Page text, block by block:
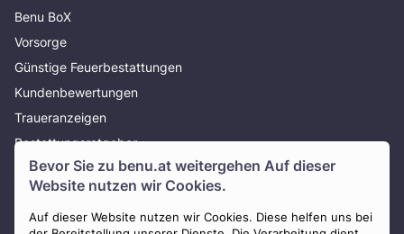
Bevor Sie zu benu.at weitergehen Auf dieser
Website nutzen wir Cookies.
Auf dieser Website nutzen wir Cookies. Diese helfen uns bei
Benu BoX
Vorsorge
Günstige Feuerbestattungen
Kundenbewertungen
Traueranzeigen
Bestattungsratgeber
Über uns
Presse
AGB